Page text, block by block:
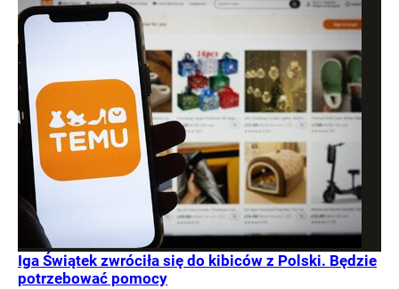
Iga Świątek zwróciła się do kibiców z Polski. Będzie
potrzebować pomocy